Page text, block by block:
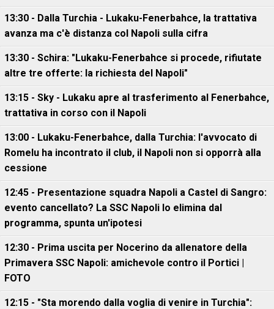
13:30 - Dalla Turchia - Lukaku-Fenerbahce, la trattativa
avanza ma c'è distanza col Napoli sulla cifra
13:30 - Schira: "Lukaku-Fenerbahce si procede, rifiutate
altre tre offerte: la richiesta del Napoli"
13:15 - Sky - Lukaku apre al trasferimento al Fenerbahce,
trattativa in corso con il Napoli
13:00 - Lukaku-Fenerbahce, dalla Turchia: l'avvocato di
Romelu ha incontrato il club, il Napoli non si opporrà alla
cessione
12:45 - Presentazione squadra Napoli a Castel di Sangro:
evento cancellato? La SSC Napoli lo elimina dal
programma, spunta un'ipotesi
12:30 - Prima uscita per Nocerino da allenatore della
Primavera SSC Napoli: amichevole contro il Portici |
FOTO
12:15 - "Sta morendo dalla voglia di venire in Turchia":